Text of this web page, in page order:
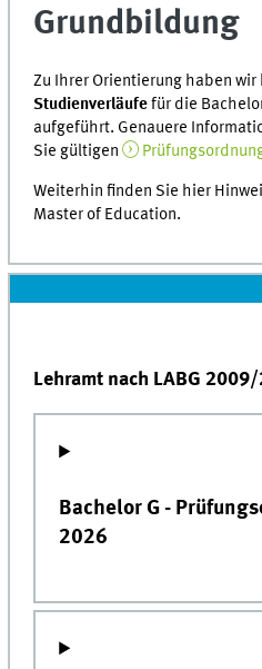
Grundbildung
Zu Ihrer Orientierung haben wir
Studienverläufefür die
aufgeführt. Genauere
Sie gültigen
Weiterhin finden Sie hier
Master of Education.
Lehramt nach LABG
Bachelor G -
2026